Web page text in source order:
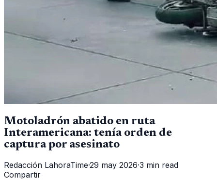
Motoladrón abatido en ruta
Interamericana: tenía orden de
captura por asesinato
Redacción LahoraTime·29 may 2026·3 min read
Compartir